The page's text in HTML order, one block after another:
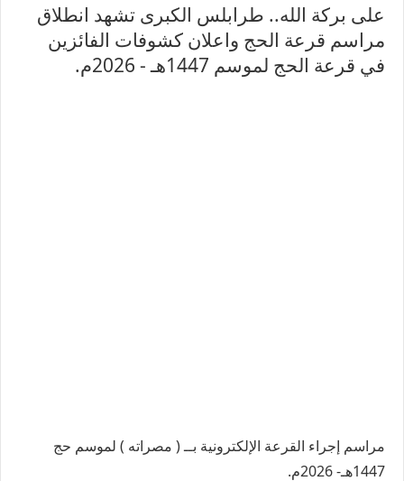
على بركة الله.. طرابلس الكبرى تشهد انطلاق
مراسم قرعة الحج واعلان كشوفات الفائزين
في قرعة الحج لموسم 1447هـ - 2026م.
مراسم إجراء القرعة الإلكترونية بــ ( مصراته ) لموسم حج
1447هـ- 2026م.